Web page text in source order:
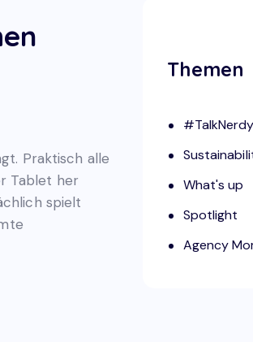
Praktisch alle
Tablet her
spielt
Themen
What's up
Spotlight
Agency